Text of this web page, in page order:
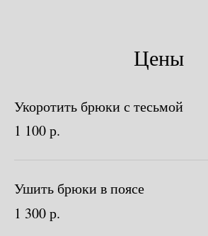
Цены
Укоротить брюки с тесьмой
1 100 р.
Ушить брюки в поясе
1 300 р.